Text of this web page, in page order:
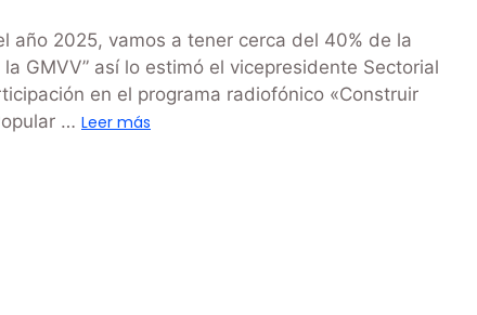
año 2025, vamos a tener cerca del 40% de la
GMVV” así lo estimó el vicepresidente Sectorial
en el programa radiofónico «Construir
… Leer más